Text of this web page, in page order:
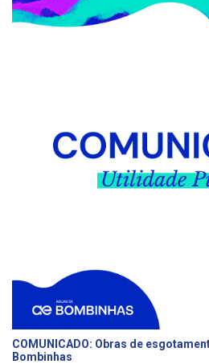
COMUNICADO: Obras de
Bombinhas